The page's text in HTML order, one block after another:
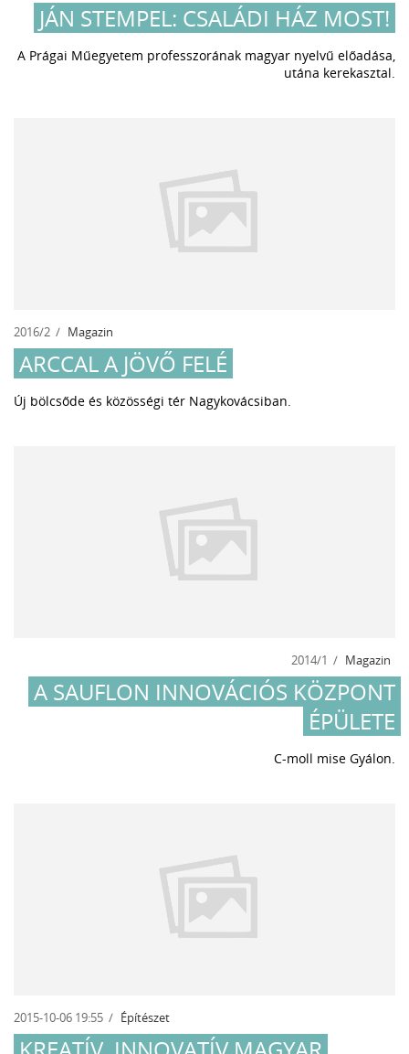
JÁN STEMPEL: CSALÁDI HÁZ MOST!
A Prágai Műegyetem professzorának magyar nyelvű előadása,
utána kerekasztal.
2016/2 Magazin
ARCCAL A JÖVŐ FELÉ
Új bölcsőde és közösségi tér Nagykovácsiban.
2014/1 Magazin
A SAUFLON INNOVÁCIÓS KÖZPONT
ÉPÜLETE
C-moll mise Gyálon.
2015-10-06 19:55 Építészet